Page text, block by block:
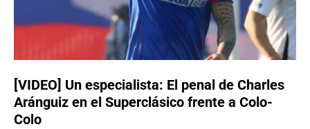
[VIDEO] Un especialista: El penal de Charles
Aránguiz en el Superclásico frente a Colo-
Colo